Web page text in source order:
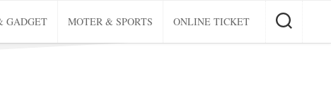
GADGET MOTER & SPORTS ONLINE TICKET